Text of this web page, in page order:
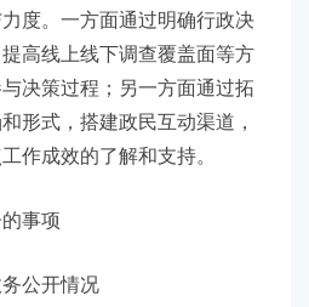
度。一方面通过明确行政决
高线上线下调查覆盖面等方
决策过程；另一方面通过拓
形式，搭建政民互动渠道，
作成效的了解和支持。
事项
公开情况